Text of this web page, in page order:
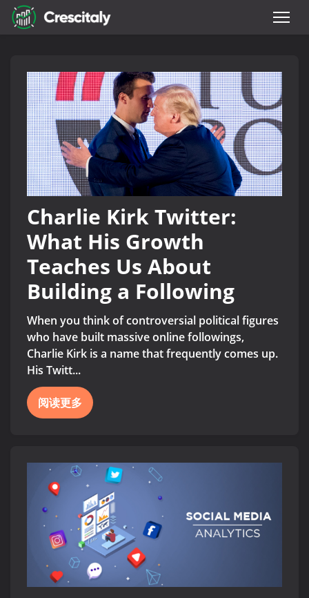
Charlie Kirk Twitter:
What His Growth
Teaches Us About
Building a Following
When you think of controversial political figures
who have built massive online followings,
Charlie Kirk is a name that frequently comes up.
His Twitt...
阅读更多